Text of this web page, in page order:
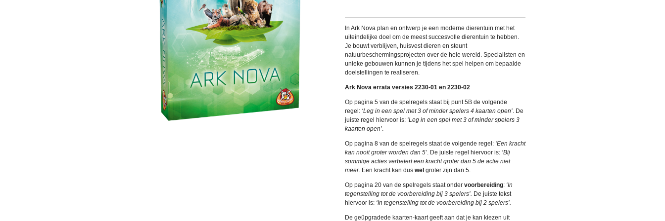
In Ark Nova plan en ontwerp je een moderne dierentuin met het
uiteindelijke doel om de meest succesvolle dierentuin te hebben.
Je bouwt verblijven, huisvest dieren en steunt
natuurbeschermingsprojecten over de hele wereld. Specialisten en
unieke gebouwen kunnen je tijdens het spel helpen om bepaalde
doelstellingen te realiseren.
Ark Nova errata versies 2230-01 en 2230-02
Op pagina 5 van de spelregels staat bij punt 5B de volgende
regel: ‘Leg in een spel met 3 of minder spelers 4 kaarten open’. De
juiste regel hiervoor is: ‘Leg in een spel met 3 of minder spelers 3
kaarten open’.
Op pagina 8 van de spelregels staat de volgende regel: ‘Een kracht
kan nooit groter worden dan 5’. De juiste regel hiervoor is: ‘Bij
sommige acties verbetert een kracht groter dan 5 de actie niet
meer. Een kracht kan dus wel groter zijn dan 5.
Op pagina 20 van de spelregels staat onder voorbereiding: ‘In
tegenstelling tot de voorbereiding bij 3 spelers’. De juiste tekst
hiervoor is: ‘In tegenstelling tot de voorbereiding bij 2 spelers’.
De geüpgradede kaarten-kaart geeft aan dat je kan kiezen uit